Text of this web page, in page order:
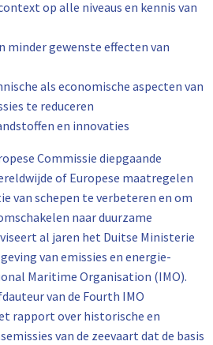
op alle niveaus en kennis van
minder gewenste effecten van
als economische aspecten van
te reduceren
en innovaties
Commissie diepgaande
of Europese maatregelen
van schepen te verbeteren en om
naar duurzame
al jaren het Duitse Ministerie
van emissies en energie-
Maritime Organisation (IMO).
van de Fourth IMO
rapport over historische en
van de zeevaart dat de basis